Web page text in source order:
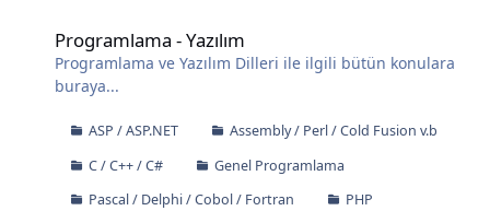
Programlama - Yazılım
Programlama ve Yazılım Dilleri ile ilgili bütün konulara
buraya...
ASP / ASP.NET
Assembly / Perl / Cold Fusion v.b
C / C++ / C#
Genel Programlama
Pascal / Delphi / Cobol / Fortran
PHP